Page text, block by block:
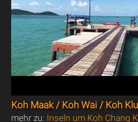
Koh Maak / Koh Wai / Koh
mehr zu: Inseln um Koh Chang